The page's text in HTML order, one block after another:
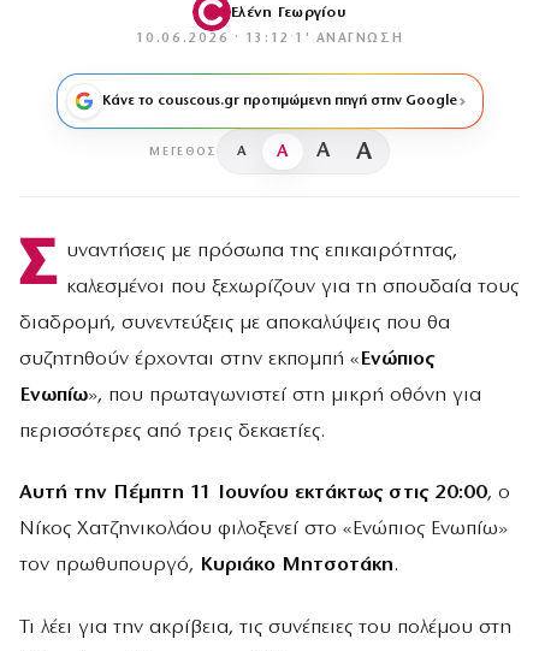
Ελένη Γεωργίου
10.06.2026 · 13:12 · 1′ ΑΝΆΓΝΩΣΗ
Κάνε το couscous.gr προτιμώμενη πηγή στην Google
ΜΈΓΕΘΟΣ A A A A
Σ υναντήσεις με πρόσωπα της επικαιρότητας,
καλεσμένοι που ξεχωρίζουν για τη σπουδαία τους
διαδρομή, συνεντεύξεις με αποκαλύψεις που θα
συζητηθούν έρχονται στην εκπομπή « Ενώπιος
Ενωπίω», που πρωταγωνιστεί στη μικρή οθόνη για
περισσότερες από τρεις δεκαετίες.
Αυτή την Πέμπτη 11 Ιουνίου εκτάκτως στις 20:00, ο
Νίκος Χατζηνικολάου φιλοξενεί στο «Ενώπιος Ενωπίω»
τον πρωθυπουργό, Κυριάκο Μητσοτάκη.
Τι λέει για την ακρίβεια, τις συνέπειες του πολέμου στη